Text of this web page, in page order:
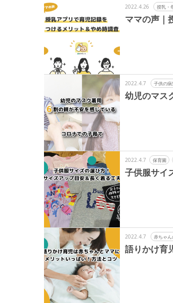
2022.4.26 授乳・
ママの声｜
2022.4.7 子供の
幼児のマス
2022.4.7 保育園
子供服サイ
2022.4.7 赤ちゃ
語りかけ育